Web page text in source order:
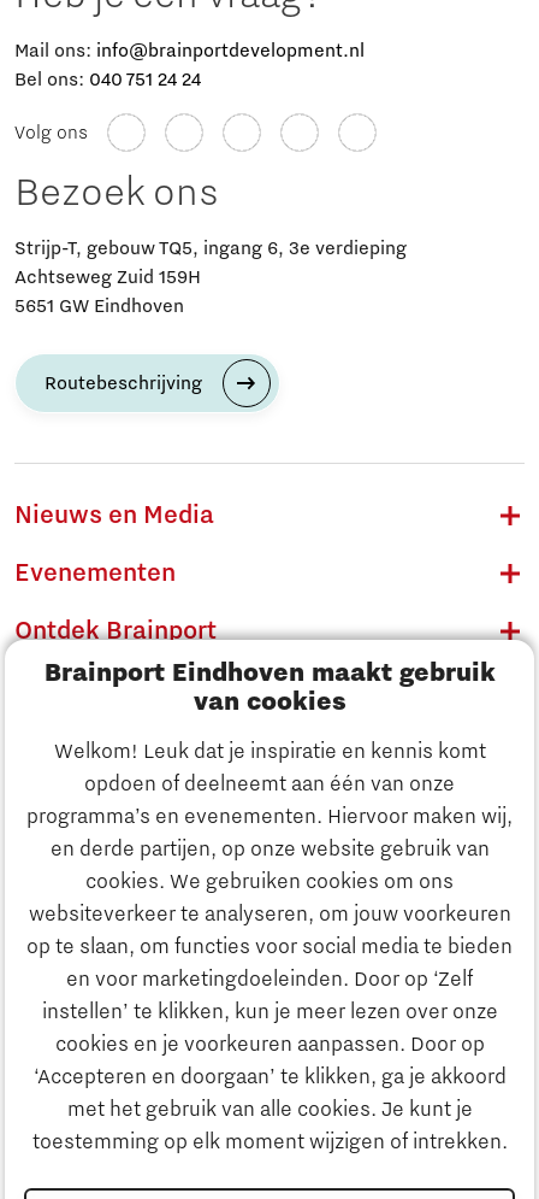
Brainport Eindhoven maakt gebruik
van cookies
Welkom! Leuk dat je inspiratie en kennis komt
opdoen of deelneemt aan één van onze
programma’s en evenementen. Hiervoor maken wij,
en derde partijen, op onze website gebruik van
cookies. We gebruiken cookies om ons
websiteverkeer te analyseren, om jouw voorkeuren
op te slaan, om functies voor social media te bieden
en voor marketingdoeleinden. Door op ‘Zelf
instellen’ te klikken, kun je meer lezen over onze
cookies en je voorkeuren aanpassen. Door op
‘Accepteren en doorgaan’ te klikken, ga je akkoord
met het gebruik van alle cookies. Je kunt je
toestemming op elk moment wijzigen of intrekken.
Ontdek Brainport
Innovatie
Ondernemen
Onderwijs
Mail ons: info@brainportdevelopment.nl
Bel ons: 040 751 24 24
Volg ons
Bezoek ons
Strijp-T, gebouw TQ5, ingang 6, 3e verdieping
Achtseweg Zuid 159H
5651 GW Eindhoven
Routebeschrijving
Nieuws en Media
Evenementen
Ontdek Brainport
Innovatie
Ondernemen
Onderwijs
Maatschappelijk
Strategie & Organisatie
Zoeken
Contact
Naar internationale website